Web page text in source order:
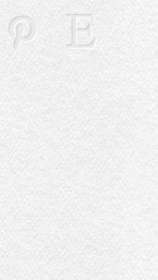
 